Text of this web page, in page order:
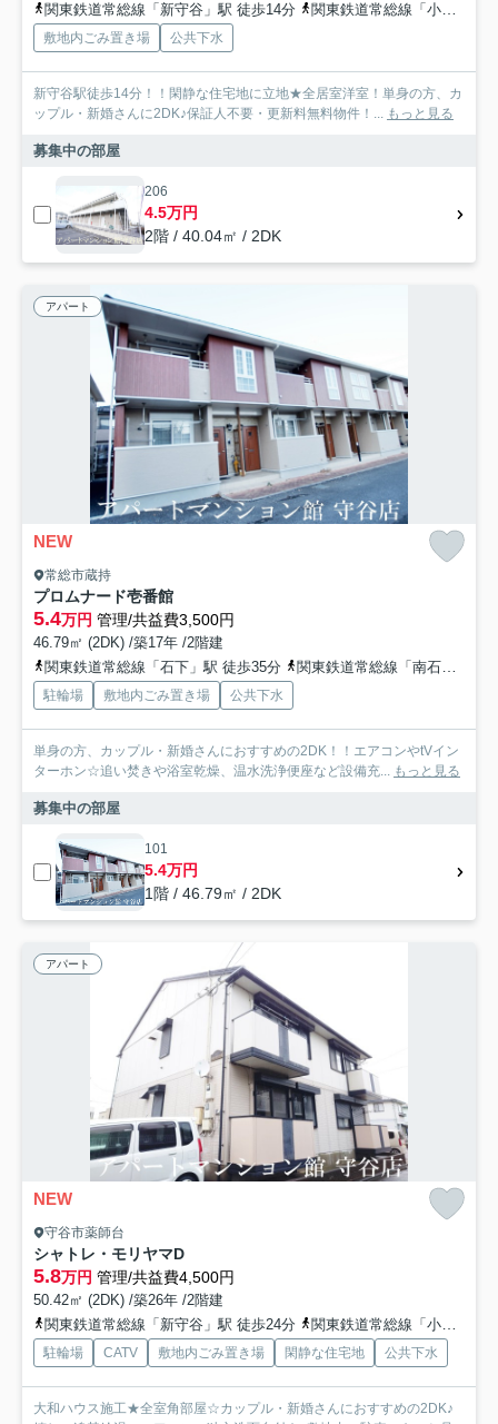
関東鉄道常総線「新守谷」駅 徒歩14分
関東鉄道常総線「小絹」駅 徒歩27分
敷地内ごみ置き場 公共下水
新守谷駅徒歩14分！！閑静な住宅地に立地★全居室洋室！単身の方、カ
ップル・新婚さんに2DK♪保証人不要・更新料無料物件！... もっと見る
募集中の部屋
206
4.5万円
2階 / 40.04㎡ / 2DK
アパート
NEW
常総市蔵持
プロムナード壱番館
5.4万円 管理/共益費3,500円
46.79㎡ (2DK) /築17年 /2階建
関東鉄道常総線「石下」駅 徒歩35分
関東鉄道常総線「南石下」駅 徒歩41分
駐輪場 敷地内ごみ置き場 公共下水
単身の方、カップル・新婚さんにおすすめの2DK！！エアコンやtVイン
ターホン☆追い焚きや浴室乾燥、温水洗浄便座など設備充... もっと見る
募集中の部屋
101
5.4万円
1階 / 46.79㎡ / 2DK
アパート
NEW
守谷市薬師台
シャトレ・モリヤマD
5.8万円 管理/共益費4,500円
50.42㎡ (2DK) /築26年 /2階建
関東鉄道常総線「新守谷」駅 徒歩24分
関東鉄道常総線「小絹」駅 徒歩36分
駐輪場 CATV 敷地内ごみ置き場 閑静な住宅地 公共下水
大和ハウス施工★全室角部屋☆カップル・新婚さんにおすすめの2DK♪